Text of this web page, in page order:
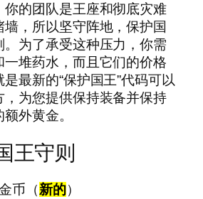
你的团队是王座和彻底灾难
墙，所以坚守阵地，保护国
。为了承受这种压力，你需
一堆药水，而且它们的价格
最新的“保护国王”代码可以
，为您提供保持装备并保持
外黄金。
王守则
币（新的）